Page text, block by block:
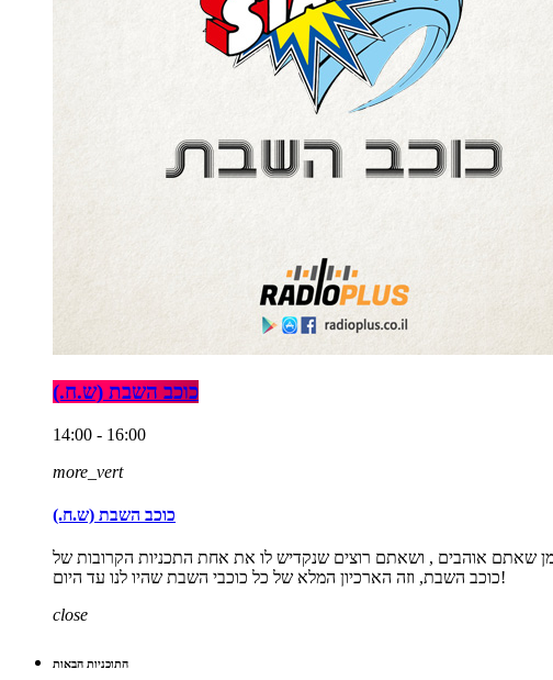
כוכב השבת (ש.ח.)
14:00 - 16:00
more_vert
כוכב השבת (ש.ח.)
שאתם אוהבים , ושאתם רוצים שנקדיש לו את אחת התכניות הקרובות של
כוכב השבת, וזה הארכיון המלא של כל כוכבי השבת שהיו לנו עד היום!
close
התוכניות הבאות